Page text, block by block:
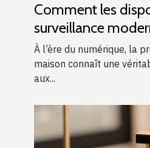
Comment les
surveillance
renforcent-ils la
domestique ?
À l’ère du numérique, la
maison connaît une
aux...